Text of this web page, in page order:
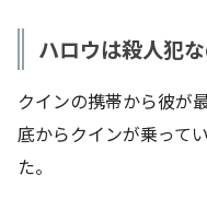
ハロウは殺人犯
クインの携帯から彼が
底からクインが乗って
た。